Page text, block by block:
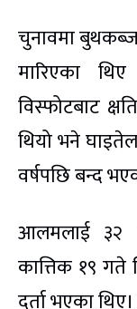
चुनावमा
मारिएका
विस्फोटबाट
थियो भने
वर्षपछि बन्द
आलमलाई ३२
कात्तिक १९ गते